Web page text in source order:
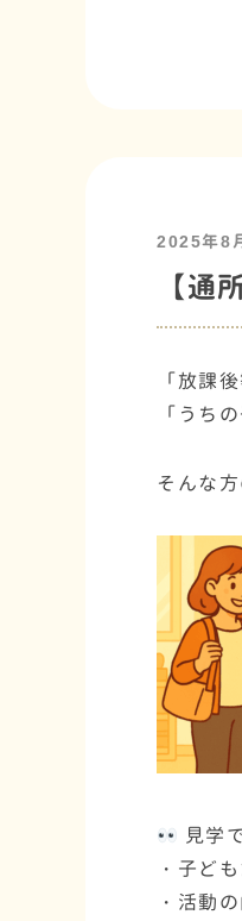
2025年8
【
「放課
「うち
そんな
見学
・子ど
・活動